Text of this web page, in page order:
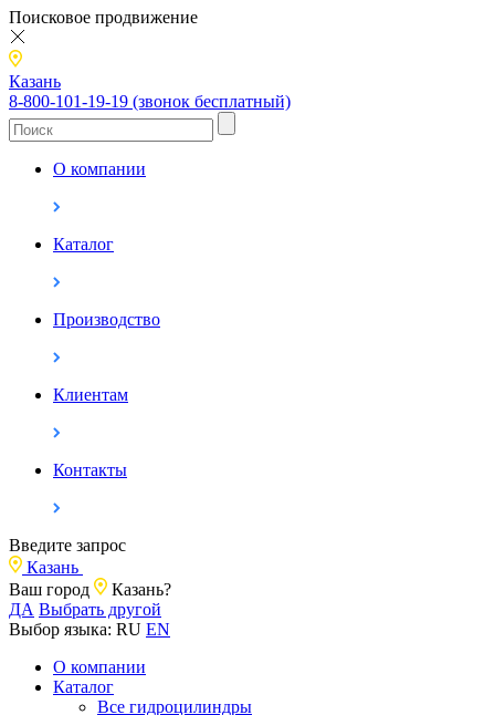
Поисковое продвижение
Казань
8-800-101-19-19 (звонок бесплатный)
О компании
Каталог
Производство
Клиентам
Контакты
Введите запрос
Казань
Ваш город
Казань?
ДА Выбрать другой
Выбор языка: RU EN
О компании
Каталог
Все гидроцилиндры